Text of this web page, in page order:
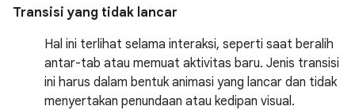
Transisi yang tidak lancar
Hal ini terlihat selama interaksi, seperti saat beralih
antar-tab atau memuat aktivitas baru. Jenis transisi
ini harus dalam bentuk animasi yang lancar dan tidak
menyertakan penundaan atau kedipan visual.